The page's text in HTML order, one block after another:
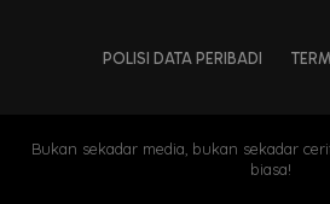
POLISI DATA PERIBADI
Bukan sekadar media, bukan sekadar
biasa!